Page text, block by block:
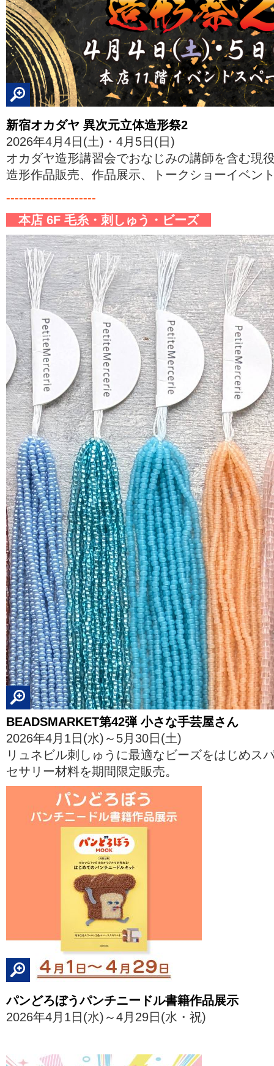
新宿オカダヤ 異次元立体造形祭2
2026年4月4日(土)・4月5日(日)
オカダヤ造形講習会でおなじみの講師を含む現
造形作品販売、作品展示、トークショーイベン
---------------------
本店 6F 毛糸・刺しゅう・ビーズ
BEADSMARKET第42弾 小さな手芸屋さん
2026年4月1日(水)～5月30日(土)
リュネビル刺しゅうに最適なビーズをはじめス
セサリー材料を期間限定販売。
パンどろぼうパンチニードル書籍作品展示
2026年4月1日(水)～4月29日(水・祝)